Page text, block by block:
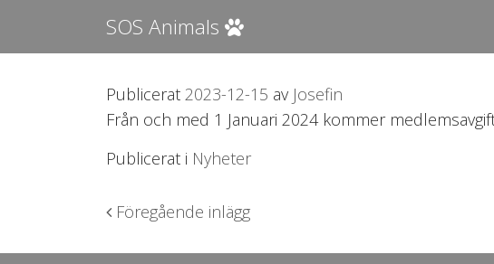
SOS Animals
Publicerat 2023-12-15 av Josefin
Från och med 1 Januari 2024 kommer
Publicerat i Nyheter
Inläggsnavigering
Föregående inlägg